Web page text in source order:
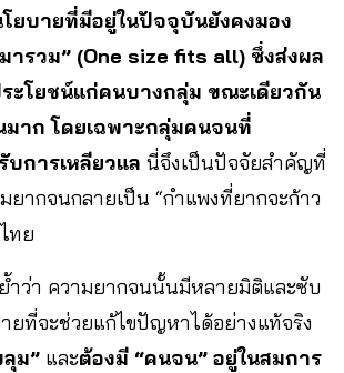
ยบายที่มีอยู่ในปัจจุบันยังคงมอง
รวม” (One size fits all) ซึ่งส่งผล
ระโยชน์แก่คนบางกลุ่ม ขณะเดียวกัน
าก โดยเฉพาะกลุ่มคนจนที่
บการเหลียวแล นี่จึงเป็นปัจจัยสำคัญที่
ยากจนกลายเป็น “กำแพงที่ยากจะก้าว
ทย
ำว่า ความยากจนนั้นมีหลายมิติและซับ
ยที่จะช่วยแก้ไขปัญหาได้อย่างแท้จริง
ม” และต้องมี “คนจน” อยู่ในสมการ